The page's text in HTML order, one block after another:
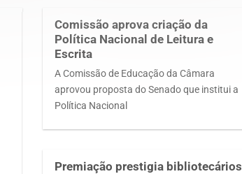
Comissão aprova criação da
Política Nacional de Leitura e
Escrita
A Comissão de Educação da Câmara
aprovou proposta do Senado que institui a
Política Nacional
Premiação prestigia bibliotecários